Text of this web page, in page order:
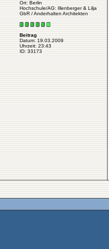
Ort: Berlin
Hochschule/AG: Illenberger & Lilja
GbR / Anderhalten Architekten
Beitrag
Datum: 19.03.2009
Uhrzeit: 23:43
ID: 33173